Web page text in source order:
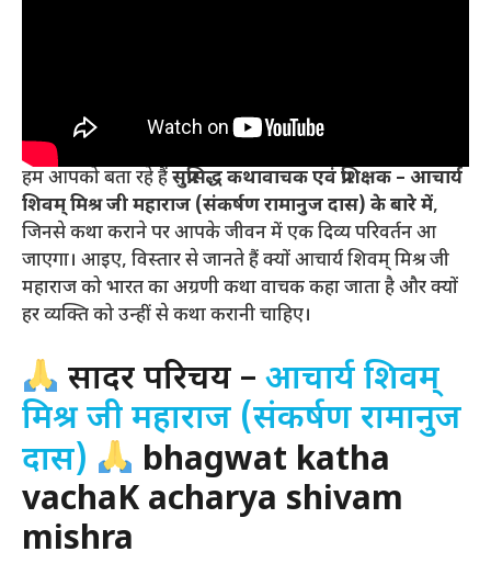
हम आपको बता रहे हैंसुप्रसिद्ध कथावाचक एवं प्रशिक्षक – आचार्य
शिवम् मिश्र जी महाराज (संकर्षण रामानुज दास) के बारे में,
जिनसे कथा कराने पर आपके जीवन में एक दिव्य परिवर्तन आ
जाएगा। आइए, विस्तार से जानते हैं क्यों आचार्य शिवम् मिश्र जी
महाराज को भारत का अग्रणी कथा वाचक कहा जाता है और क्यों
हर व्यक्ति को उन्हीं से कथा करानी चाहिए।
सादर परिचय –आचार्य शिवम्
मिश्र जी महाराज (संकर्षण रामानुज
दास)
bhagwat katha
vachaK acharya shivam
mishra